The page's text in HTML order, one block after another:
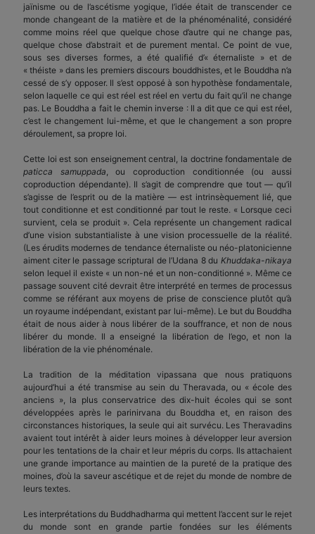
jaïnisme ou de l’ascétisme yogique, l’idée était de transcender ce
monde changeant de la matière et de la phénoménalité, considéré
comme moins réel que quelque chose d’autre qui ne change pas,
quelque chose d’abstrait et de purement mental. Ce point de vue,
sous ses diverses formes, a été qualifié d’« éternaliste » et de
« théiste » dans les premiers discours bouddhistes, et le Bouddha n’a
cessé de s’y opposer. Il s’est opposé à son hypothèse fondamentale,
selon laquelle ce qui est réel est réel en vertu du fait qu’il ne change
pas. Le Bouddha a fait le chemin inverse : Il a dit que ce qui est réel,
c’est le changement lui-même, et que le changement a son propre
déroulement, sa propre loi.
Cette loi est son enseignement central, la doctrine fondamentale de
paticca samuppada , ou coproduction conditionnée (ou aussi
coproduction dépendante). Il s’agit de comprendre que tout — qu’il
s’agisse de l’esprit ou de la matière — est intrinsèquement lié, que
tout conditionne et est conditionné par tout le reste. « Lorsque ceci
survient, cela se produit ». Cela représente un changement radical
d’une vision substantialiste à une vision processuelle de la réalité.
(Les érudits modernes de tendance éternaliste ou néo-platonicienne
aiment citer le passage scriptural de l’Udana 8 du Khuddaka-nikaya
selon lequel il existe « un non-né et un non-conditionné ». Même ce
passage souvent cité devrait être interprété en termes de processus
comme se référant aux moyens de prise de conscience plutôt qu’à
un royaume indépendant, existant par lui-même). Le but du Bouddha
était de nous aider à nous libérer de la souffrance, et non de nous
libérer du monde. Il a enseigné la libération de l’ego, et non la
libération de la vie phénoménale.
La tradition de la méditation vipassana que nous pratiquons
aujourd’hui a été transmise au sein du Theravada, ou « école des
anciens », la plus conservatrice des dix-huit écoles qui se sont
développées après le parinirvana du Bouddha et, en raison des
circonstances historiques, la seule qui ait survécu. Les Theravadins
avaient tout intérêt à aider leurs moines à développer leur aversion
pour les tentations de la chair et leur mépris du corps. Ils attachaient
une grande importance au maintien de la pureté de la pratique des
moines, d’où la saveur ascétique et de rejet du monde de nombre de
leurs textes.
Les interprétations du Buddhadharma qui mettent l’accent sur le rejet
du monde sont en grande partie fondées sur les éléments